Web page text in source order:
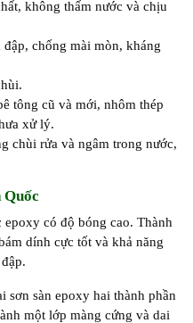
không thấm nước và chịu
chống mài mòn, kháng
tông cũ và mới, nhôm thép
xử lý.
chùi rửa và ngâm trong nước,
Quốc
có độ bóng cao. Thành
dính cực tốt và khả năng
sơn sàn epoxy hai thành phần
một lớp màng cứng và dai